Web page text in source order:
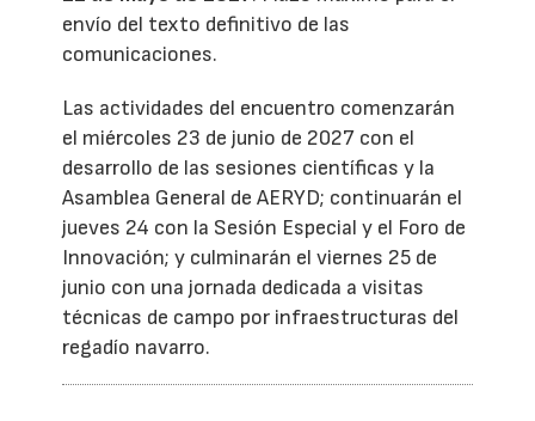
envío del texto definitivo de las
comunicaciones.
Las actividades del encuentro comenzarán
el miércoles 23 de junio de 2027 con el
desarrollo de las sesiones científicas y la
Asamblea General de AERYD; continuarán el
jueves 24 con la Sesión Especial y el Foro de
Innovación; y culminarán el viernes 25 de
junio con una jornada dedicada a visitas
técnicas de campo por infraestructuras del
regadío navarro.